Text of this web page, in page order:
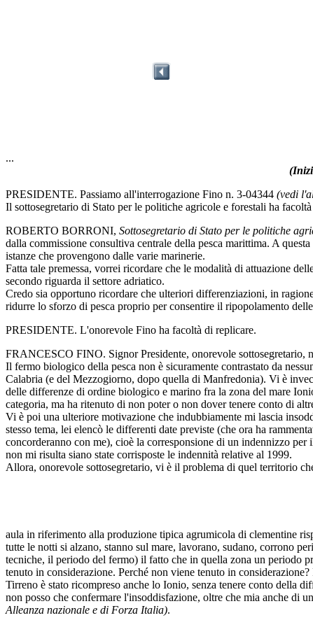
...
PRESIDENTE. Passiamo all'interrogazione Fino n. 3-04344 (vedi
Il sottosegretario di Stato per le politiche agricole e forestali ha
ROBERTO BORRONI, Sottosegretario di Stato per le politiche
dalla commissione consultiva centrale della pesca marittima. A
istanze che provengono dalle varie marinerie.
Fatta tale premessa, vorrei ricordare che le modalità di attuazione
secondo riguarda il settore adriatico.
Credo sia opportuno ricordare che ulteriori differenziazioni, in
ridurre lo sforzo di pesca proprio per consentire il ripopolamento
PRESIDENTE. L'onorevole Fino ha facoltà di replicare.
FRANCESCO FINO. Signor Presidente, onorevole sottosegretario,
Il fermo biologico della pesca non è sicuramente contrastato da
Calabria (e del Mezzogiorno, dopo quella di Manfredonia). Vi è
delle differenze di ordine biologico e marino fra la zona del mare
categoria, ma ha ritenuto di non poter o non dover tenere conto di
Vi è poi una ulteriore motivazione che indubbiamente mi lascia
stesso tema, lei elencò le differenti date previste (che ora ha
concorderanno con me), cioè la corresponsione di un indennizzo
non mi risulta siano state corrisposte le indennità relative al 1999.
Allora, onorevole sottosegretario, vi è il problema di quel territorio
aula in riferimento alla produzione tipica agrumicola di clementine
tutte le notti si alzano, stanno sul mare, lavorano, sudano, corrono
tecniche, il periodo del fermo) il fatto che in quella zona un periodo
tenuto in considerazione. Perché non viene tenuto in
Tirreno è stato ricompreso anche lo Ionio, senza tenere conto della
non posso che confermare l'insoddisfazione, oltre che mia anche di
Alleanza nazionale e di Forza Italia).